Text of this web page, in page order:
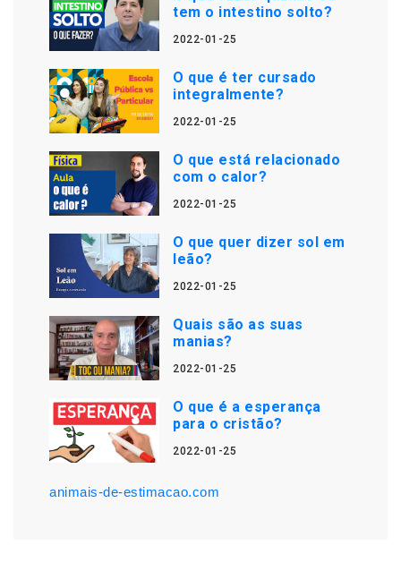
tem o intestino solto?
2022-01-25
O que é ter cursado
integralmente?
2022-01-25
O que está relacionado
com o calor?
2022-01-25
O que quer dizer sol em
leão?
2022-01-25
Quais são as suas
manias?
2022-01-25
O que é a esperança
para o cristão?
2022-01-25
animais-de-estimacao.com